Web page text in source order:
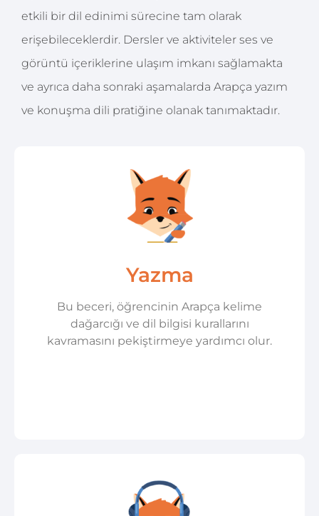
etkili bir dil edinimi sürecine tam olarak
erişebileceklerdir. Dersler ve aktiviteler ses ve
görüntü içeriklerine ulaşım imkanı sağlamakta
ve ayrıca daha sonraki aşamalarda Arapça yazım
ve konuşma dili pratiğine olanak tanımaktadır.
Yazma
Bu beceri, öğrencinin Arapça kelime
dağarcığı ve dil bilgisi kurallarını
kavramasını pekiştirmeye yardımcı olur.